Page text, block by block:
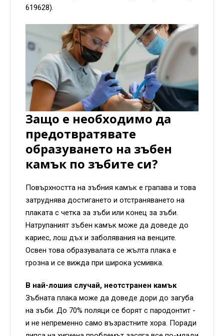
619628).
Защо е необходимо да
предотвратявате
образуването на зъбен
камък по зъбите си?
Повърхността на зъбния камък е грапава и това
затруднява достигането и отстраняването на
плаката с четка за зъби или конец за зъби.
Натрупаният зъбен камък може да доведе до
кариес, лош дъх и заболявания на венците.
Освен това образувалата се жълта плака е
грозна и се вижда при широка усмивка.
В най-лошия случай, неотстранен камък
Зъбната плака може да доведе дори до загуба
на зъби. До 70% поляци се борят с пародонтит -
и не непременно само възрастните хора. Поради